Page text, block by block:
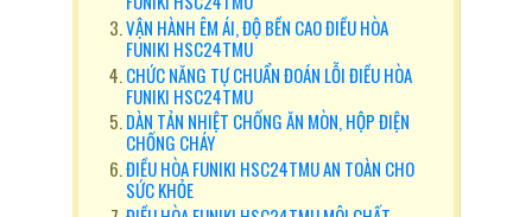
VẬN HÀNH ÊM ÁI, ĐỘ BỀN CAO ĐIỀU HÒA
FUNIKI HSC24TMU
CHỨC NĂNG TỰ CHUẨN ĐOÁN LỖI ĐIỀU HÒA
FUNIKI HSC24TMU
DÀN TẢN NHIỆT CHỐNG ĂN MÒN, HỘP ĐIỆN
CHỐNG CHÁY
ĐIỀU HÒA FUNIKI HSC24TMU AN TOÀN CHO
SỨC KHỎE